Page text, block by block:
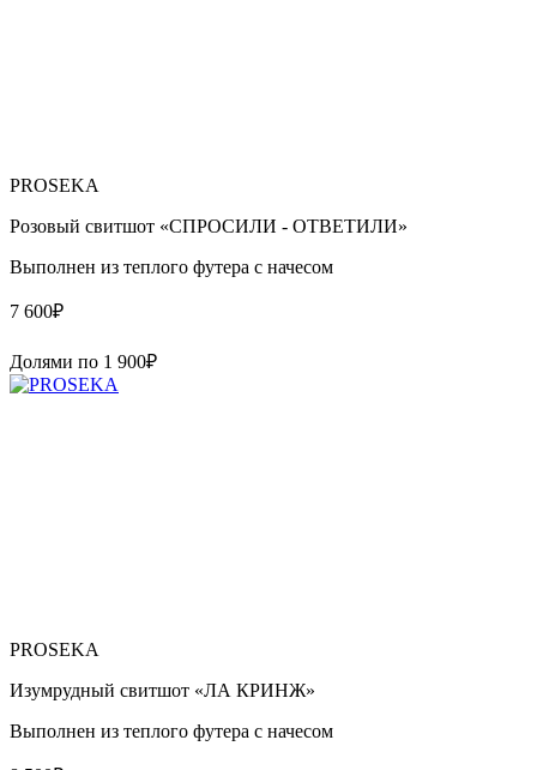
PROSEKA
Розовый свитшот «СПРОСИЛИ - ОТВЕТИЛИ»
Выполнен из теплого футера с начесом
7 600₽
Долями по 1 900₽
PROSEKA
Изумрудный свитшот «ЛА КРИНЖ»
Выполнен из теплого футера с начесом